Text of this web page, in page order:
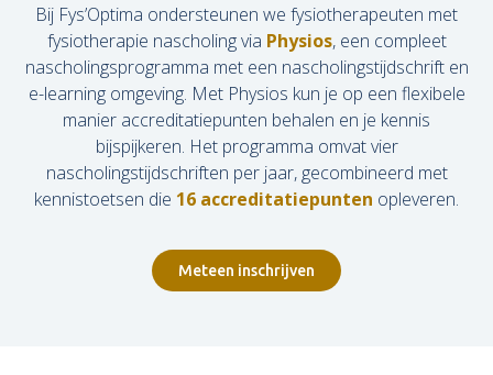
Bij Fys’Optima ondersteunen we fysiotherapeuten met
fysiotherapie nascholing via Physios, een compleet
nascholingsprogramma met een nascholingstijdschrift en
e-learning omgeving. Met Physios kun je op een flexibele
manier accreditatiepunten behalen en je kennis
bijspijkeren. Het programma omvat vier
nascholingstijdschriften per jaar, gecombineerd met
kennistoetsen die 16 accreditatiepunten opleveren.
Meteen inschrijven